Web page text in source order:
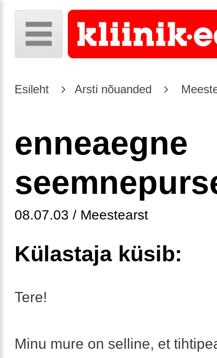
Esileht Arsti nõuanded
enneaegne
08.07.03 / Meestearst
Külastaja küsib:
Tere!
Minu mure on selline, et